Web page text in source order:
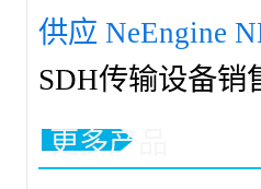
供应 NeEngine
SDH传输设备销
更多产品